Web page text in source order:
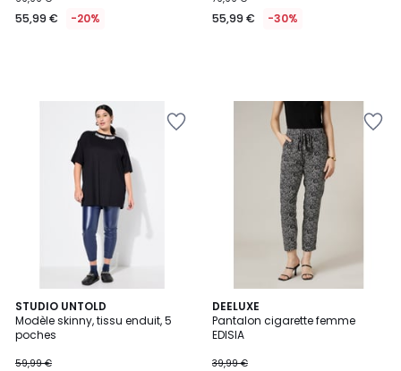
55,99 € -20% 55,99 € -30%
STUDIO UNTOLD
Modèle skinny, tissu enduit, 5
poches
59,99 €
3
/
5
3
Couleurs
DEELUXE
Pantalon cigarette femme
EDISIA
39,99 €